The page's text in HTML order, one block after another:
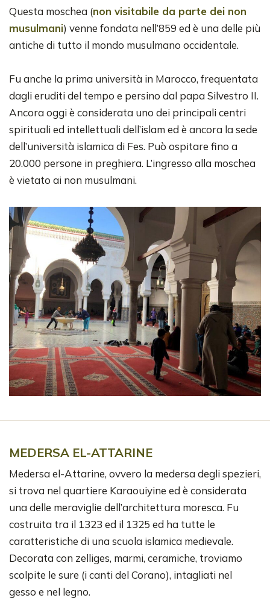
Questa moschea (non visitabile da parte dei non
musulmani) venne fondata nell’859 ed è una delle più
antiche di tutto il mondo musulmano occidentale.
Fu anche la prima università in Marocco, frequentata
dagli eruditi del tempo e persino dal papa Silvestro II.
Ancora oggi è considerata uno dei principali centri
spirituali ed intellettuali dell’islam ed è ancora la sede
dell’università islamica di Fes. Può ospitare fino a
20.000 persone in preghiera. L’ingresso alla moschea
è vietato ai non musulmani.
MEDERSA EL-ATTARINE
Medersa el-Attarine, ovvero la medersa degli spezieri,
si trova nel quartiere Karaouiyine ed è considerata
una delle meraviglie dell’architettura moresca. Fu
costruita tra il 1323 ed il 1325 ed ha tutte le
caratteristiche di una scuola islamica medievale.
Decorata con zelliges, marmi, ceramiche, troviamo
scolpite le sure (i canti del Corano), intagliati nel
gesso e nel legno.